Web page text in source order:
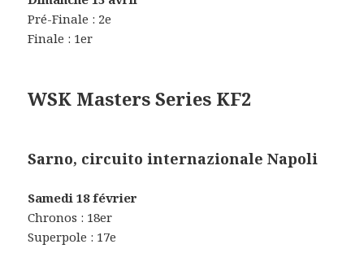
Pré-Finale : 2e
Finale : 1er
WSK Masters Series KF2
Sarno, circuito internazionale Napoli
Samedi 18 février
Chronos : 18er
Superpole : 17e